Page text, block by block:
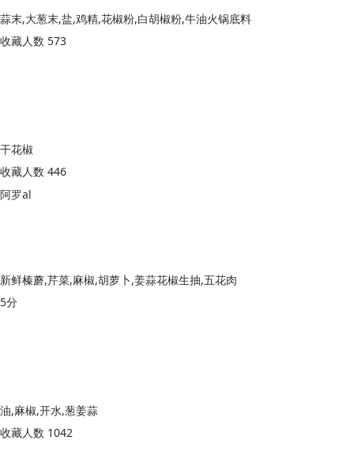
蒜末,大葱末,盐,鸡精,花椒粉,白胡椒粉,牛油火锅底料
收藏人数 573
干花椒
收藏人数 446
阿罗al
新鲜榛蘑,芹菜,麻椒,胡萝卜,姜蒜花椒生抽,五花肉
5分
油,麻椒,开水,葱姜蒜
收藏人数 1042